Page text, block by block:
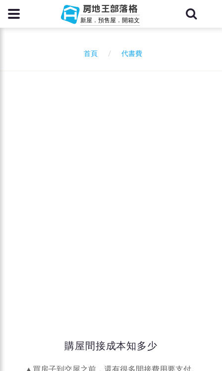
房地王部落格
新屋．預售屋．開箱文
首頁 代書費
購屋間接成本知多少